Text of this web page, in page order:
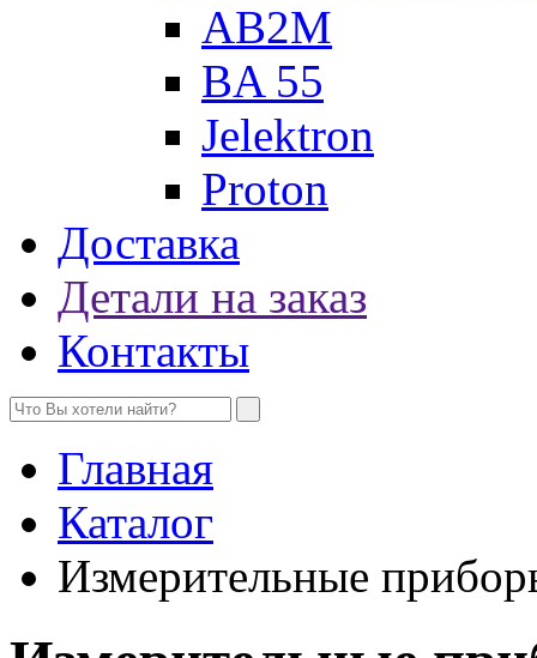
AB2M
BA 55
Jelektron
Proton
Доставка
Детали на заказ
Контакты
Главная
Каталог
Измерительные